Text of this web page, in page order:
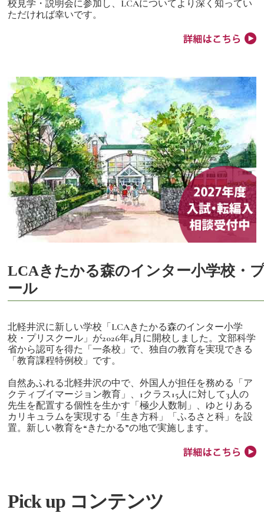
校見学・説明会に参加し、LCAについてより深く知ってい
ただければ幸いです。
LCAきたかる森のインター小学校・
ール
北軽井沢に新しい学校「LCAきたかる森のインター小学
校・プリスクール」が2026年4月に開校しました。文部科学
省から認可を得た「一条校」で、独自の教育を実現できる
「教育課程特例校」です。
自然あふれる北軽井沢の中で、外国人が担任を務める「ア
クティブイマージョン教育」、1クラス15人に対して3人の
先生を配置する個性を生かす「極少人数制」、ゆとりある
カリキュラムを実現する「生き方科」「ふるさと科」を設
置。新しい教育を“きたかる”の地で実施します。
Pick up コンテンツ